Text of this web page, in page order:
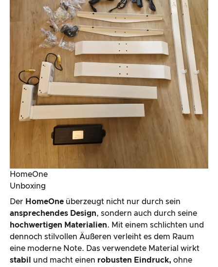
HomeOne
Unboxing
Der HomeOne überzeugt nicht nur durch sein
ansprechendes Design, sondern auch durch seine
hochwertigen Materialien. Mit einem schlichten und
dennoch stilvollen Äußeren verleiht es dem Raum
eine moderne Note. Das verwendete Material wirkt
stabil und macht einen robusten Eindruck, ohne